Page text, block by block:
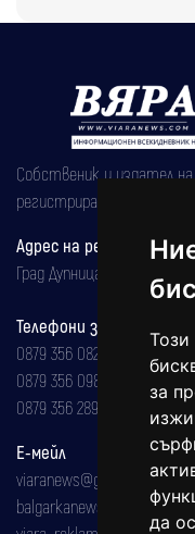
Този
за
да
Собственик и издател
регистрирана на
Адрес на редакцията
Град Дупница, ул.''Христо
Телефони за реклама и
0879 356 082
0879 356 098
0879 356 289
Е-мейл
viaranews@gmail.com
balgarkanews@gmail.com